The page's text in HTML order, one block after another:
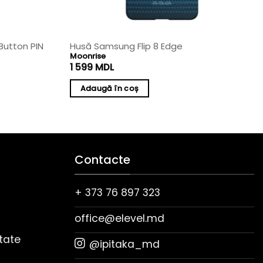
PIN Husă Samsung Flip 8 Edge
Moonrise
1 599 MDL
Adaugă în coș
Contacte
+ 373 76 897 323
office@elevel.md
@ipitaka_md